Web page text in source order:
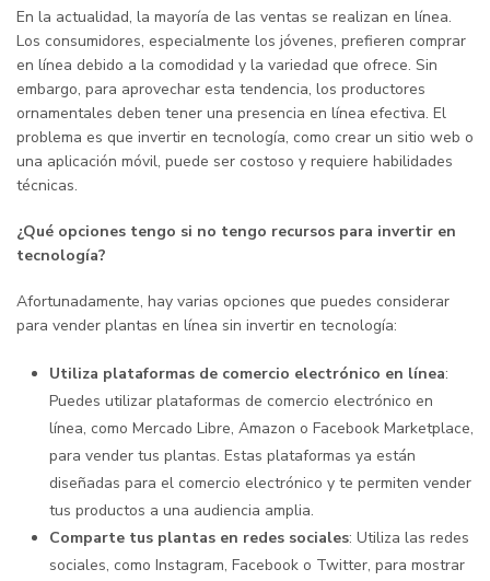
En la actualidad, la mayoría de las ventas se realizan en línea.
Los consumidores, especialmente los jóvenes, prefieren comprar
en línea debido a la comodidad y la variedad que ofrece. Sin
embargo, para aprovechar esta tendencia, los productores
ornamentales deben tener una presencia en línea efectiva. El
problema es que invertir en tecnología, como crear un sitio web o
una aplicación móvil, puede ser costoso y requiere habilidades
técnicas.
¿Qué opciones tengo si no tengo recursos para invertir en
tecnología?
Afortunadamente, hay varias opciones que puedes considerar
para vender plantas en línea sin invertir en tecnología:
Utiliza plataformas de comercio electrónico en línea:
Puedes utilizar plataformas de comercio electrónico en
línea, como Mercado Libre, Amazon o Facebook Marketplace,
para vender tus plantas. Estas plataformas ya están
diseñadas para el comercio electrónico y te permiten vender
tus productos a una audiencia amplia.
Comparte tus plantas en redes sociales: Utiliza las redes
sociales, como Instagram, Facebook o Twitter, para mostrar